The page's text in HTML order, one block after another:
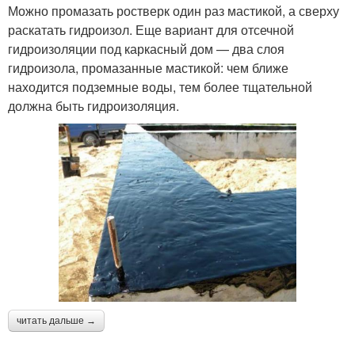
Можно промазать ростверк один раз мастикой, а сверху
раскатать гидроизол. Еще вариант для отсечной
гидроизоляции под каркасный дом — два слоя
гидроизола, промазанные мастикой: чем ближе
находится подземные воды, тем более тщательной
должна быть гидроизоляция.
читать дальше →